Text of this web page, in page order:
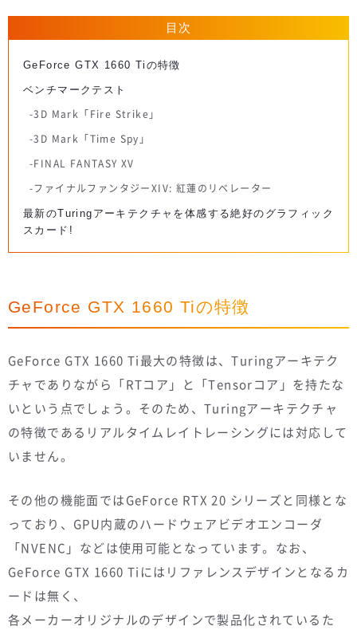
目次
GeForce GTX 1660 Tiの特徴
ベンチマークテスト
3D Mark「Fire Strike」
3D Mark「Time Spy」
FINAL FANTASY XV
ファイナルファンタジーXIV: 紅蓮のリベレーター
最新のTuringアーキテクチャを体感する絶好のグラフィック
スカード!
GeForce GTX 1660 Tiの特徴
GeForce GTX 1660 Ti最大の特徴は、Turingアーキテク
チャでありながら「RTコア」と「Tensorコア」を持たな
いという点でしょう。そのため、Turingアーキテクチャ
の特徴であるリアルタイムレイトレーシングには対応して
いません。
その他の機能面ではGeForce RTX 20 シリーズと同様とな
っており、GPU内蔵のハードウェアビデオエンコーダ
「NVENC」などは使用可能となっています。なお、
GeForce GTX 1660 Tiにはリファレンスデザインとなるカ
ードは無く、
各メーカーオリジナルのデザインで製品化されているた